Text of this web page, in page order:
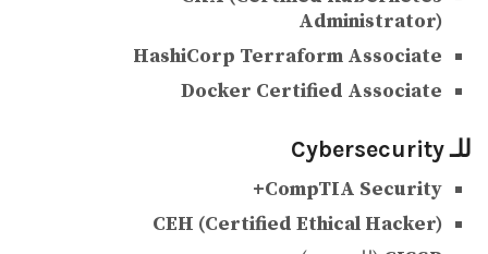
Administrator)
HashiCorp Terraform Associate
Docker Certified Associate
للـ Cybersecurity
CompTIA Security+
CEH (Certified Ethical Hacker)